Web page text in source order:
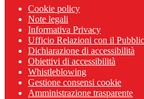
Cookie policy
Note legali
Informativa Privacy
Ufficio Relazioni con il
Dichiarazione di accessibilità
Obiettivi di accessibilità
Whistleblowing
Gestione consensi cookie
Amministrazione trasparente